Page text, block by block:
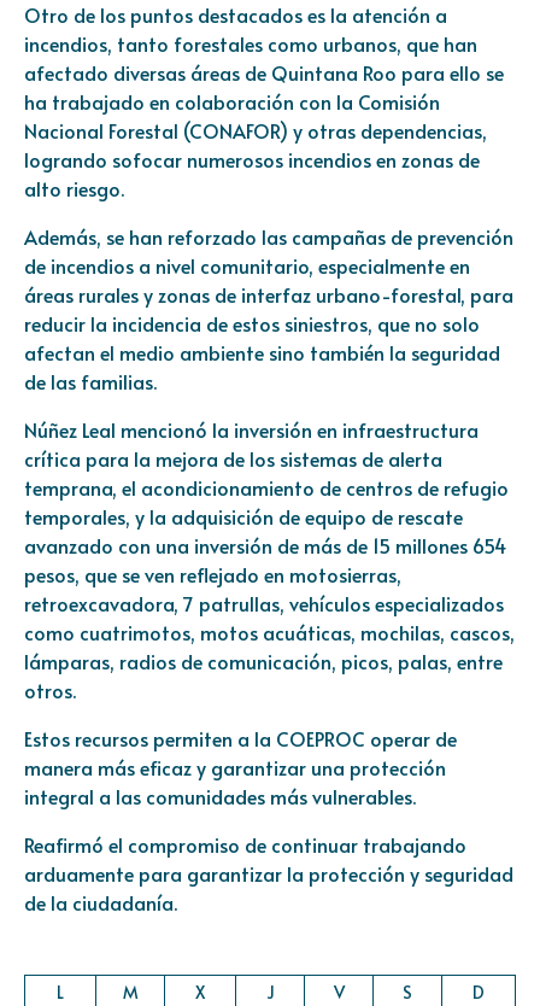
Otro de los puntos destacados es la atención a
incendios, tanto forestales como urbanos, que han
afectado diversas áreas de Quintana Roo para ello se
ha trabajado en colaboración con la Comisión
Nacional Forestal (CONAFOR) y otras dependencias,
logrando sofocar numerosos incendios en zonas de
alto riesgo.
Además, se han reforzado las campañas de prevención
de incendios a nivel comunitario, especialmente en
áreas rurales y zonas de interfaz urbano-forestal, para
reducir la incidencia de estos siniestros, que no solo
afectan el medio ambiente sino también la seguridad
de las familias.
Núñez Leal mencionó la inversión en infraestructura
crítica para la mejora de los sistemas de alerta
temprana, el acondicionamiento de centros de refugio
temporales, y la adquisición de equipo de rescate
avanzado con una inversión de más de 15 millones 654
pesos, que se ven reflejado en motosierras,
retroexcavadora, 7 patrullas, vehículos especializados
como cuatrimotos, motos acuáticas, mochilas, cascos,
lámparas, radios de comunicación, picos, palas, entre
otros.
Estos recursos permiten a la COEPROC operar de
manera más eficaz y garantizar una protección
integral a las comunidades más vulnerables.
Reafirmó el compromiso de continuar trabajando
arduamente para garantizar la protección y seguridad
de la ciudadanía.
L M X J V S
D